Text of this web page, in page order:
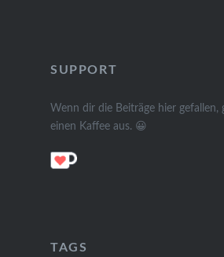
SUPPORT
Wenn dir die Beiträge hier gefallen,
einen Kaffee aus. 😀
TAGS